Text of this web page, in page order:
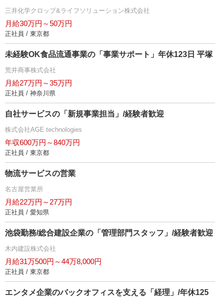
三井化学クロップ&ライフソリューション株式会社
月給30万円～50万円
正社員 / 東京都
未経験OK食品流通事業の「事業サポート」年休123日 平塚
荒井商事株式会社
月給27万円～35万円
正社員 / 神奈川県
自社サービスの「新規事業担当」/経験者歓迎
株式会社AGE technologies
年収600万円～840万円
正社員 / 東京都
物流サービスの営業
名古屋営業所
月給22万円～27万円
正社員 / 愛知県
池袋勤務/総合建設企業の「管理部門スタッフ」/経験者歓迎
木内建設株式会社
月給31万500円～44万8,000円
正社員 / 東京都
エンタメ企業のバックオフィスを支える「経理」/年休125